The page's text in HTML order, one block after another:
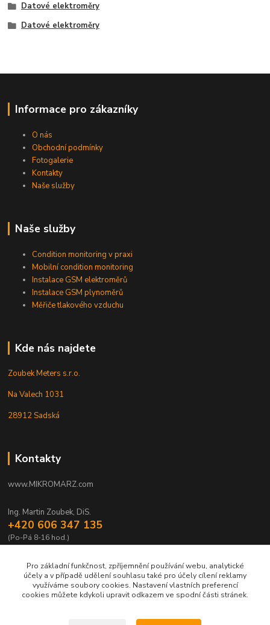
Datové elektroměry
Datové elektroměry
Informace pro zákazníky
O nás
Obchodní podmínky
Fotogalerie
Kontakty
Naše služby
Naše služby
Condition monitoring v praxi
Mobilní condition monitoring
Instalace GSM elektroměrů
Instalace GSM plynoměrů
Měřiče tlakového vzduchu
Kde nás najdete
Zoubek Meters s.r.o.
Na Valech 1031
28912 Sadská
Kontakty
www.MIKROMARZ.com
Ing. Martin Zoubek, DiS.
+420 606 347 135
(Po-Pá 8-16 hod.)
Pro základní funkčnost, zpříjemnění používání webu, analytické
účely a v případě udělení souhlasu také pro účely cílení reklamy
využíváme soubory cookies. Nastavení vlastních preferencí
cookies můžete kdykoli upravit odkazem ve spodní části stránek.